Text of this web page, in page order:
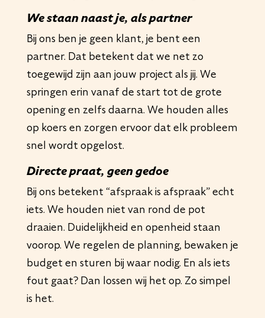
We staan naast je, als partner
Bij ons ben je geen klant, je bent een
partner. Dat betekent dat we net zo
toegewijd zijn aan jouw project als jij. We
springen erin vanaf de start tot de grote
opening en zelfs daarna. We houden alles
op koers en zorgen ervoor dat elk probleem
snel wordt opgelost.
Directe praat, geen gedoe
Bij ons betekent “afspraak is afspraak” echt
iets. We houden niet van rond de pot
draaien. Duidelijkheid en openheid staan
voorop. We regelen de planning, bewaken je
budget en sturen bij waar nodig. En als iets
fout gaat? Dan lossen wij het op. Zo simpel
is het.